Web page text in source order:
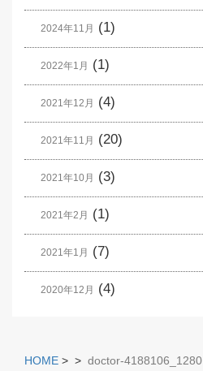
2024年11月 (1)
2022年1月 (1)
2021年12月 (4)
2021年11月 (20)
2021年10月 (3)
2021年2月 (1)
2021年1月 (7)
2020年12月 (4)
HOME > > doctor-4188106_1280